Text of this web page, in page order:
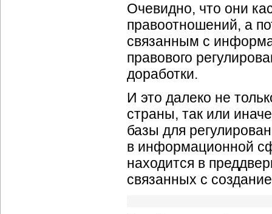
Очевидно, что они
правоотношений, а
связанным с
правового
доработки.
И это далеко не
страны, так или
базы для
в информационной
находится в
связанных с